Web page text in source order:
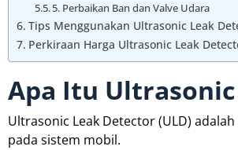
5. Perbaikan Ban dan Valve Udara
Tips Menggunakan Ultrasonic Leak
Perkiraan Harga Ultrasonic Leak
Apa Itu
Ultrasonic Leak Detector (ULD)
pada sistem mobil.